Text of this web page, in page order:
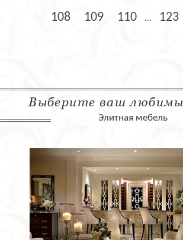
108 109 110 ... 123
Выберите ваш
Элитная мебель